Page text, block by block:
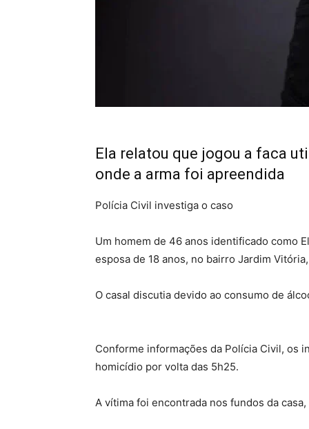
Ela relatou que jogou a faca
onde a arma foi apreendida
Polícia Civil investiga o caso
Um homem de 46 anos identificado como
esposa de 18 anos, no bairro Jardim
O casal discutia devido ao consumo de
Conforme informações da Polícia Civil, os
homicídio por volta das 5h25.
A vítima foi encontrada nos fundos da